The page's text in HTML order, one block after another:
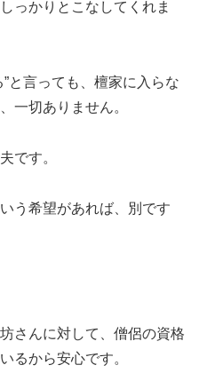
っかりとこなしてくれま
と言っても、檀家に入らな
一切ありません。
です。
う希望があれば、別です
さんに対して、僧侶の資格
るから安心です。